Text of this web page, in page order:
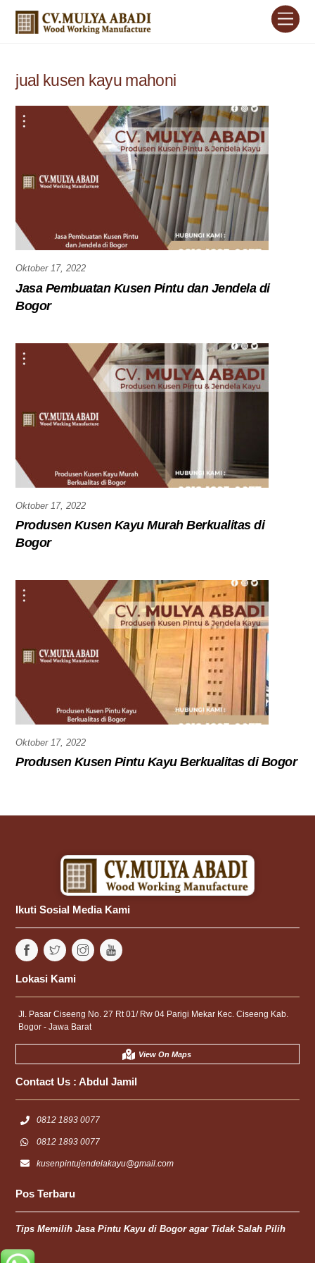
content
jual kusen kayu mahoni
Oktober 17, 2022
Jasa Pembuatan Kusen Pintu dan Jendela di
Bogor
Oktober 17, 2022
Produsen Kusen Kayu Murah Berkualitas di
Bogor
Oktober 17, 2022
Produsen Kusen Pintu Kayu Berkualitas di Bogor
Ikuti Sosial Media Kami
Lokasi Kami
Jl. Pasar Ciseeng No. 27 Rt 01/ Rw 04 Parigi Mekar Kec. Ciseeng Kab.
Bogor - Jawa Barat
View On Maps
Contact Us :Abdul Jamil
0812 1893 0077
0812 1893 0077
kusenpintujendelakayu@gmail.com
Pos Terbaru
Tips Memilih Jasa Pintu Kayu di Bogor agar Tidak Salah Pilih